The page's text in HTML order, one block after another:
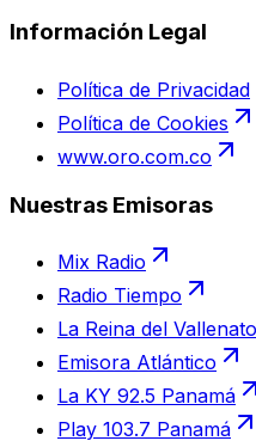
Información Legal
Política de Privacidad
Política de Cookies
www.oro.com.co
Nuestras Emisoras
Mix Radio
Radio Tiempo
La Reina del Vallenato
Emisora Atlántico
La KY 92.5 Panamá
Play 103.7 Panamá